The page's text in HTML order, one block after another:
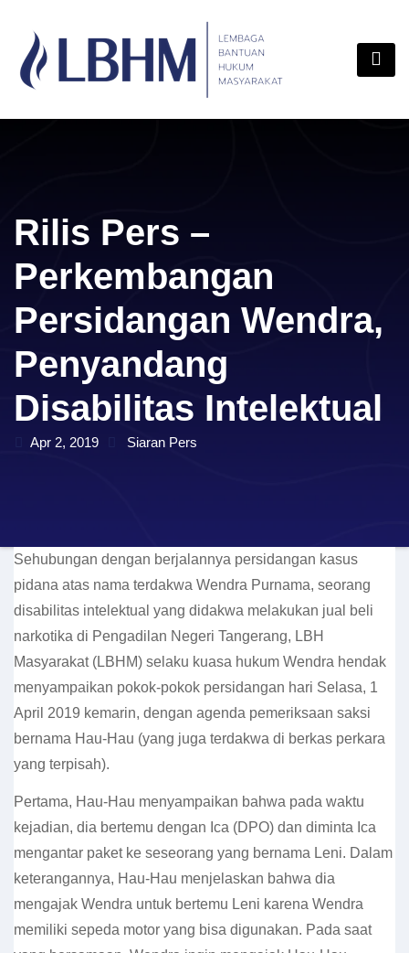
content
Rilis Pers –
Perkembangan
Persidangan Wendra,
Penyandang
Disabilitas Intelektual
Apr 2, 2019 Siaran Pers
Sehubungan dengan berjalannya persidangan kasus
pidana atas nama terdakwa Wendra Purnama, seorang
disabilitas intelektual yang didakwa melakukan jual beli
narkotika di Pengadilan Negeri Tangerang, LBH
Masyarakat (LBHM) selaku kuasa hukum Wendra hendak
menyampaikan pokok-pokok persidangan hari Selasa, 1
April 2019 kemarin, dengan agenda pemeriksaan saksi
bernama Hau-Hau (yang juga terdakwa di berkas perkara
yang terpisah).
Pertama, Hau-Hau menyampaikan bahwa pada waktu
kejadian, dia bertemu dengan Ica (DPO) dan diminta Ica
mengantar paket ke seseorang yang bernama Leni. Dalam
keterangannya, Hau-Hau menjelaskan bahwa dia
mengajak Wendra untuk bertemu Leni karena Wendra
memiliki sepeda motor yang bisa digunakan. Pada saat